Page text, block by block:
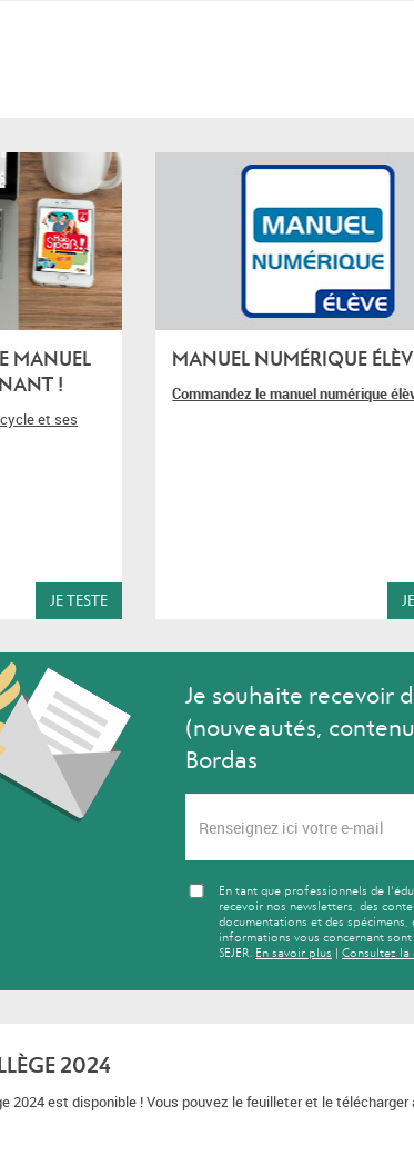
MANUEL
!
et ses
JE TESTE
MANUEL NUMÉRIQUE
Commandez le manuel numérique
Je souhaite recevoir
(nouveautés,
Bordas
En tant que professionnels de
recevoir nos newsletters, des
documentations et des spécimens,
informations vous concernant
SEJER. En savoir plus | Consultez la
2024
2024 est disponible ! Vous pouvez le feuilleter et le